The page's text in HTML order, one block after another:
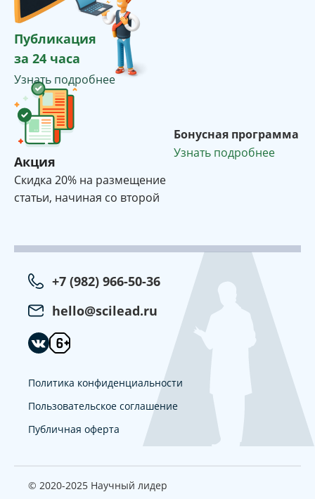
Публикация
за 24 часа
Узнать подробнее
Акция
Cкидка 20% на размещение
статьи, начиная со второй
Бонусная программа
Узнать подробнее
+7 (982) 966-50-36
hello@scilead.ru
Политика конфиденциальности
Пользовательское соглашение
Публичная оферта
© 2020-2025 Научный лидер